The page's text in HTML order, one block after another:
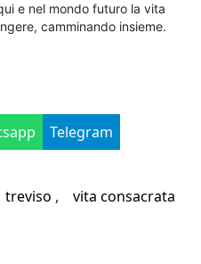
e nel mondo futuro la vita
camminando insieme.
Telegram
treviso vita consacrata